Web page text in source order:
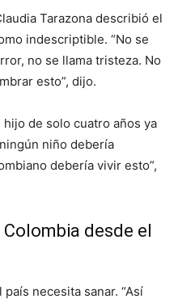
Tarazona describió el
indescriptible. “No se
no se llama tristeza. No
esto”, dijo.
de solo cuatro años ya
niño debería
debería vivir esto”,
desde el
necesita sanar. “Así